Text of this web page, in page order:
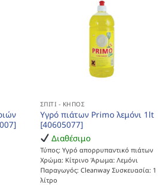
ΣΠΊΤΙ - ΚΉΠΟΣ
Υγρό πιάτων Primo λεμόνι 1lt
[40605077]
Διαθέσιμο
Τύπος: Υγρό απορρυπαντικό πιάτων
Χρώμα: Κίτρινο Άρωμα: Λεμόνι
Παραγωγός: Cleanway Συσκευασία: 1
λίτρο